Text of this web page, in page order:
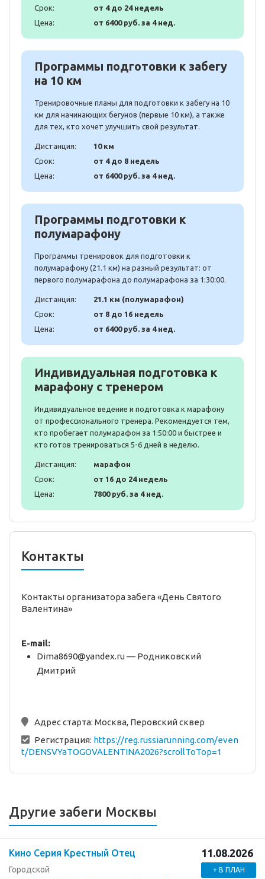
Срок:
от 4 до 24 недель
Цена:
от 6400 руб. за 4 нед.
Программы подготовки к забегу
на 10 км
Тренировочные планы для подготовки к забегу на 10
км для начинающих бегунов (первые 10 км), а также
для тех, кто хочет улучшить свой результат.
Дистанция:
10 км
Срок:
от 4 до 8 недель
Цена:
от 6400 руб. за 4 нед.
Программы подготовки к
полумарафону
Программы тренировок для подготовки к
полумарафону (21.1 км) на разный результат: от
первого полумарафона до полумарафона за 1:30:00.
Дистанция:
21.1 км (полумарафон)
Срок:
от 8 до 16 недель
Цена:
от 6400 руб. за 4 нед.
Индивидуальная подготовка к
марафону с тренером
Индивидуальное ведение и подготовка к марафону
от профессионального тренера. Рекомендуется тем,
кто пробегает полумарафон за 1:50:00 и быстрее и
кто готов тренироваться 5-6 дней в неделю.
Дистанция:
марафон
Срок:
от 16 до 24 недель
Цена:
7800 руб. за 4 нед.
Контакты
Контакты организатора забега «День Святого
Валентина»
E-mail:
Dima8690@yandex.ru — Родниковский
Дмитрий
Адрес старта: Москва, Перовский сквер
Регистрация: https://reg.russiarunning.com/even
t/DENSVYaTOGOVALENTINA2026?scrollToTop=1
Другие забеги Москвы
Кино Серия Крестный Отец
Городской
11.08.2026
+ В ПЛАН